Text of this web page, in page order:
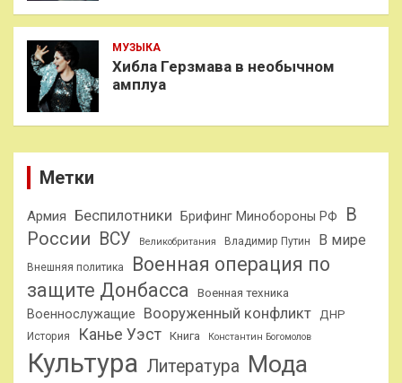
МУЗЫКА
Хибла Герзмава в необычном
амплуа
Метки
Армия Беспилотники Брифинг Минобороны РФ
В
России ВСУ Великобритания Владимир Путин В мире
Внешняя политика
Военная операция по
защите Донбасса
Военная техника
Военнослужащие Вооруженный конфликт ДНР
История Канье Уэст Книга Константин Богомолов
Культура Литература Мода